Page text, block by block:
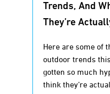
Trends, And
They’re
Here are some of
outdoor trends
gotten so much
think they’re